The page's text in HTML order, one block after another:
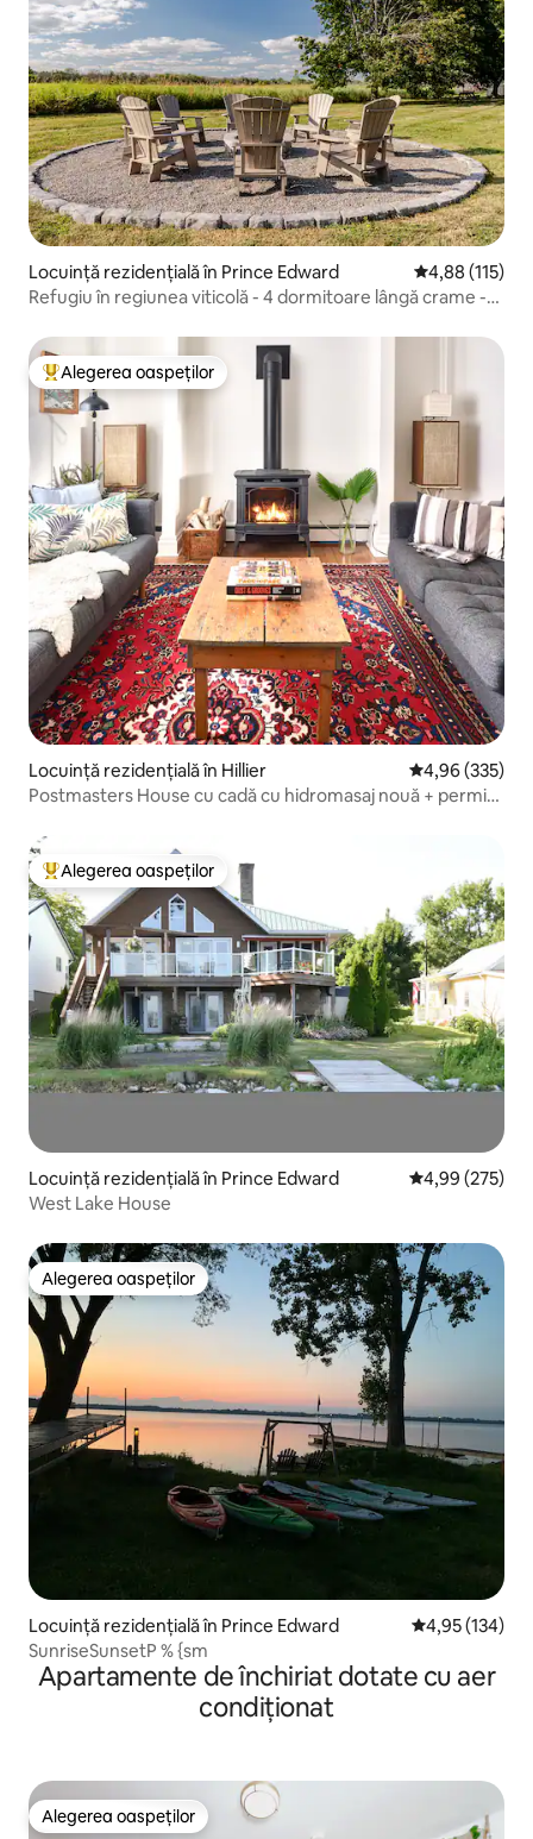
Locuință rezidențială în Prince Edward Scor mediu
4,88 (115)
Refugiu în regiunea viticolă - 4 dormitoare lângă crame -
Locuință din topul categoriei Alegerea oaspeților
Alegerea oaspeților
Locuință rezidențială în Hillier Scor mediu de
4,96 (335)
Postmasters House cu cadă cu hidromasaj nouă + permis
Locuință din topul categoriei Alegerea oaspeților
Alegerea oaspeților
Locuință rezidențială în Prince Edward Scor mediu de
4,99 (275)
West Lake House
Alegerea oaspeților
Alegerea oaspeților
Locuință rezidențială în Prince Edward Scor mediu de
4,95 (134)
SunriseSunsetP % {sm
Apartamente de închiriat dotate cu aer
condiționat
Alegerea oaspeților
Alegerea oaspeților